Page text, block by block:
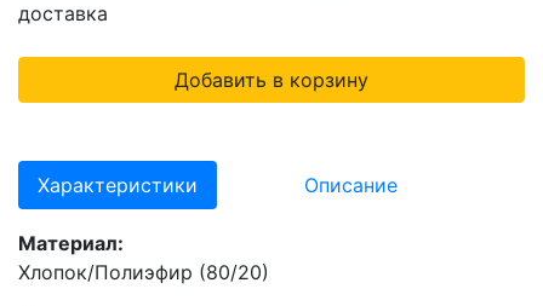
доставка
Добавить в корзину
Характеристики Описание
Материал:
Хлопок/Полиэфир (80/20)